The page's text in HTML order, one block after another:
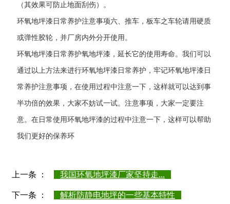
（其效果可防止地面刮伤）。
环氧地坪漆日常养护注意事项六、推车，板车之车轮请用硬质
或弹性胶轮，并厂房内外分开使用。
环氧地坪漆日常养护氧地坪漆，延长它的使用寿命。我们可以
通过以上方法来进行环氧地坪漆日常养护，牢记环氧地坪漆日
常养护注意事项，在使用过程中注意一下，这样就可以达到事
半功倍的效果，大家不妨试一试。 注意事项，大家一定要注
意。在日常使用环氧地坪漆的过程中注意一下，这样可以帮助
我们更好的保养环
上一条 ： 我国环氧地坪漆厂家坚持走...
下一条 ：
解析防静电地坪的一些基本特性